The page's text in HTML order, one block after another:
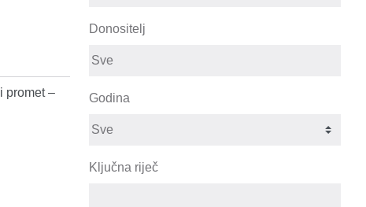
promet –
Donositelj
Godina
Ključna riječ